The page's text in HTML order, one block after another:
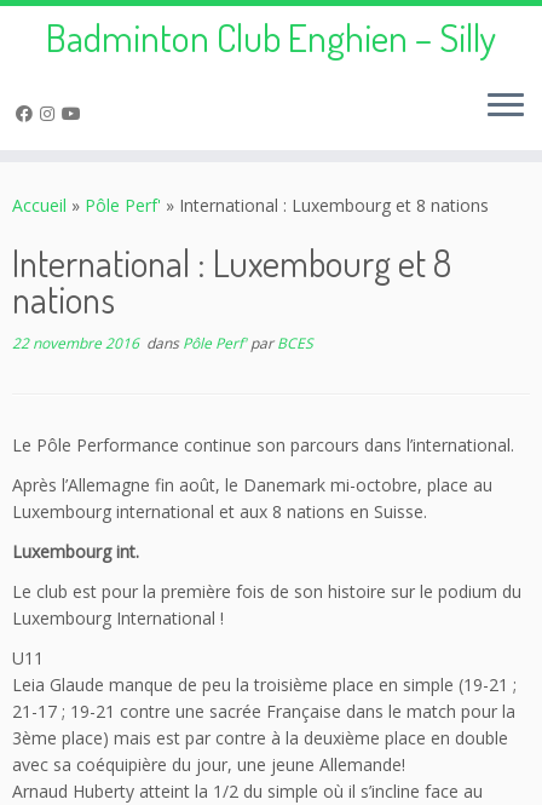
au
Badminton Club Enghien – Silly
Accueil » Pôle Perf' » International : Luxembourg et 8 nations
International : Luxembourg et 8
nations
22 novembre 2016dansPôle Perf'parBCES
Le Pôle Performance continue son parcours dans l’international.
Après l’Allemagne fin août, le Danemark mi-octobre, place au
Luxembourg international et aux 8 nations en Suisse.
Luxembourg int.
Le club est pour la première fois de son histoire sur le podium du
Luxembourg International !
U11
Leia Glaude manque de peu la troisième place en simple (19-21 ;
21-17 ; 19-21 contre une sacrée Française dans le match pour la
3ème place) mais est par contre à la deuxième place en double
avec sa coéquipière du jour, une jeune Allemande!
Arnaud Huberty atteint la 1/2 du simple où il s’incline face au